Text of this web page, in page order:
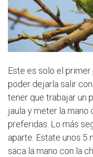
Este es solo el primer
poder dejarla salir
tener que trabajar un
jaula y meter la mano
preferidas. Lo más
aparte. Estate unos 5
saca la mano con la